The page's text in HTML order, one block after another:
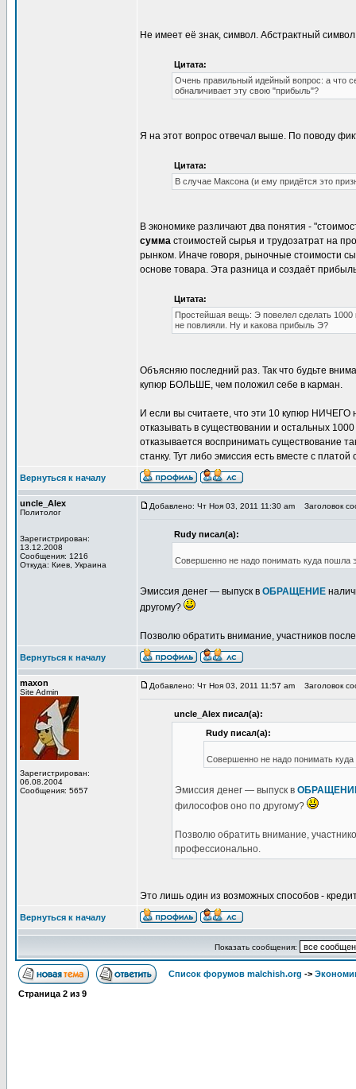
Не имеет её знак, символ. Абстрактный
Цитата:
Очень правильный идейный вопрос: а что
обналичивает эту свою "прибыль"?
Я на этот вопрос отвечал выше. По поводу
Цитата:
В случае Максона (и ему придётся это
В экономике различают два понятия -
сумма стоимостей сырья и трудозатрат на
рынком. Иначе говоря, рыночные стоимости
основе товара. Эта разница и создаёт
Цитата:
Простейшая вещь: Э повелел сделать
не повлияли. Ну и какова прибыль Э?
Объясняю последний раз. Так что будьте
купюр БОЛЬШЕ, чем положил себе в карман.
И если вы считаете, что эти 10 купюр
отказывать в существовании и остальных
отказывается воспринимать существование
станку. Тут либо эмиссия есть вместе с
Вернуться к началу
uncle_Alex
Политолог
Зарегистрирован:
13.12.2008
Сообщения: 1216
Откуда: Киев, Украина
Добавлено: Чт Ноя 03, 2011 11:30 am Заголовок
Rudy писал(а):
Совершенно не надо понимать куда пошла
Эмиссия денег — выпуск в ОБРАЩЕНИЕ
другому?
Позволю обратить внимание, участников
Вернуться к началу
maxon
Site Admin
Зарегистрирован:
06.08.2004
Сообщения: 5657
Добавлено: Чт Ноя 03, 2011 11:57 am Заголовок
uncle_Alex писал(а):
Rudy писал(а):
Совершенно не надо понимать
Эмиссия денег — выпуск в
философов оно по другому?
Позволю обратить внимание,
профессионально.
Это лишь один из возможных способов -
Вернуться к началу
Показать сообщения:
Список форумов malchish.org ->
Страница 2 из 9